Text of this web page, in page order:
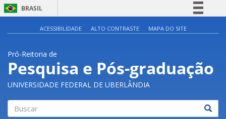
BRASIL
Acesso à informação
Legislação
Canais
ACESSIBILIDADE ALTO CONTRASTE MAPA DO SITE
Pró-Reitoria de
Pesquisa e Pós-graduação
UNIVERSIDADE FEDERAL DE UBERLÂNDIA